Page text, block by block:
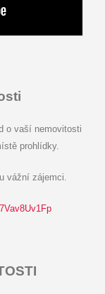
o vaší nemovitosti
prohlídky.
vážní zájemci.